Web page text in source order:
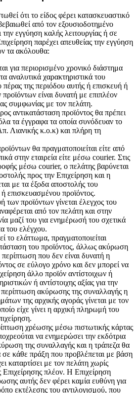
ότι το είδος φέρει κατασκευαστικό
από τον εξουσιοδοτημένο
εγγύηση καλής λειτουργίας ή σε
παρέχει απευθείας την εγγύηση
τα ακόλουθα:
για περιορισμένο χρονικό διάστημα
αναλυτικά χαρακτηριστικά του
της περιόδου αυτής ή επισκευή ή
είναι δυνατή με επιπλέον
συμφωνίας με τον πελάτη.
αντικατάσταση προϊόντος θα πρέπει
τα έγγραφα τα οποία συνόδευαν το
Λιανικής κ.ο.κ) και πλήρη τη
θα πραγματοποιείται είτε από
στην εταιρεία είτε μέσω courier. Στις
μέσω courier, o πελάτης βαρύνεται
προς την Επιχείρηση και η
με τα έξοδα αποστολής του
ή επισκευασμένου προϊόντος.
των προϊόντων γίνεται έλεγχος του
από τον πελάτη και στην
μαζί του για ενημέρωσή του σχετικά
του ελέγχου.
το ελάττωμα, πραγματοποιείται
του προϊόντος, άλλως ακύρωση
που δεν είναι δυνατή η
σε εύλογο χρόνο και δεν μπορεί να
άλλο προϊόν αντίστοιχων ή
ή αντίστοιχης αξίας για την
ακύρωσης της συναλλαγής η
της αρχικής αγοράς γίνεται με τον
είχε γίνει η αρχική πληρωμή του
χρέωσης μέσω πιστωτικής κάρτας
να ενημερώσει την εκδότρια
της συναλλαγής και η τράπεζα θα
σε κάθε πράξη που προβλέπεται με βάση
καταρτίσει με τον πελάτη χωρίς
Επιχείρησης πλέον. Η Επιχείρηση
αυτής δεν φέρει καμία ευθύνη για
εκτέλεσης του αντιλογισμού, που